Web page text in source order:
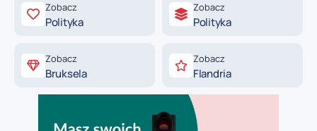
Zobacz
Polityka
Zobacz
Polityka
Zobacz
Bruksela
Zobacz
Flandria